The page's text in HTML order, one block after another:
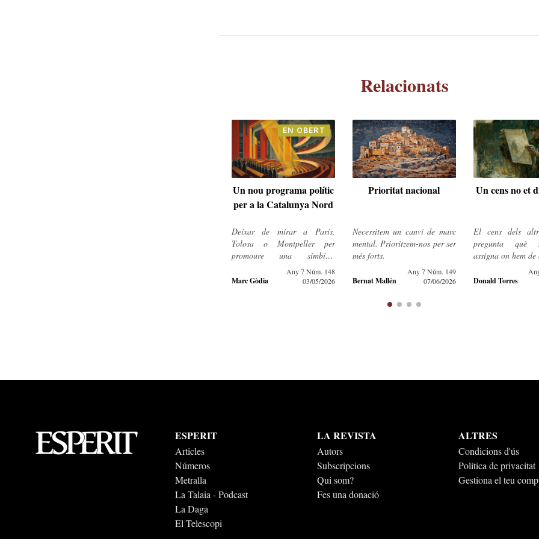
Relacionats
EN OBERT
Un nou programa polític
per a la Catalunya Nord
Deixar de mirar a París,
Tolosa o Montpeller per
promoure una simbiosi
política i industrial amb
Barcelona.
Marc Gòdia
Any 7 Núm. 148
03/05/2026
Prioritat nacional
Necessitem un canvi de marc
mental. Prioritzem-nos per ser
més forts.
Bernat Mallén
Any 7 Núm. 149
07/06/2026
Un cens no et
El cens dels
pregunta què
assigna on hem de
Donald Torres
ESPERIT
Articles
Números
Metralla
La Talaia - Podcast
La Daga
El Telescopi
LA REVISTA
Autors
Subscripcions
Qui som?
Fes una donació
ALTRES
Condicions d'ús
Política de privacitat
Gestiona el teu